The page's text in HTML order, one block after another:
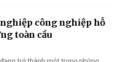
công nghiệp hỗ
toàn cầu